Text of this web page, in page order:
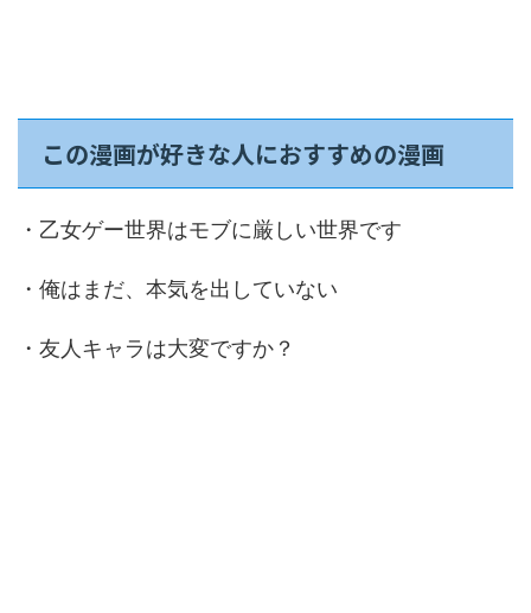
この漫画が好きな人におすすめの漫画
・乙女ゲー世界はモブに厳しい世界です
・俺はまだ、本気を出していない
・友人キャラは大変ですか？